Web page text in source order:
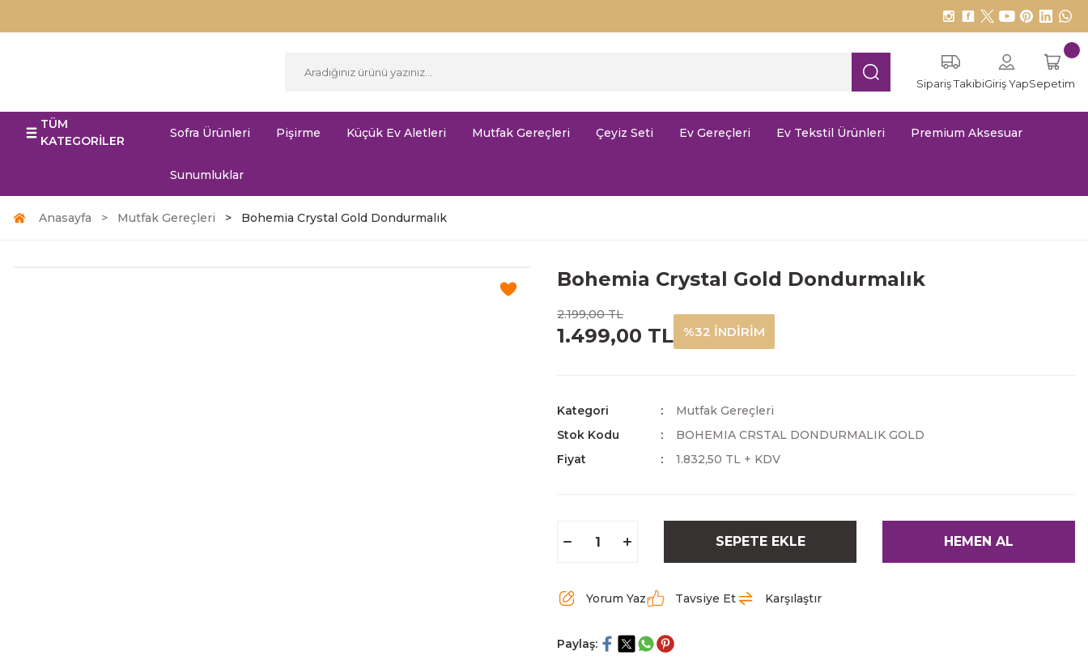
Sipariş TakibiGiriş YapSepetim
TÜM
KATEGORİLER
Sofra Ürünleri Pişirme Küçük Ev Aletleri Mutfak Gereçleri Çeyiz Seti Ev Gereçleri Ev Tekstil Ürünleri Premium Aksesuar
Sunumluklar
Anasayfa Mutfak Gereçleri Bohemia Crystal Gold Dondurmalık
Bohemia Crystal Gold Dondurmalık
2.199,00 TL
1.499,00 TL %32 İNDİRİM
Kategori
Mutfak Gereçleri
Stok Kodu
BOHEMIA CRSTAL DONDURMALIK GOLD
Fiyat
1.832,50 TL + KDV
SEPETE EKLE HEMEN AL
Yorum Yaz Tavsiye Et Karşılaştır
Paylaş: